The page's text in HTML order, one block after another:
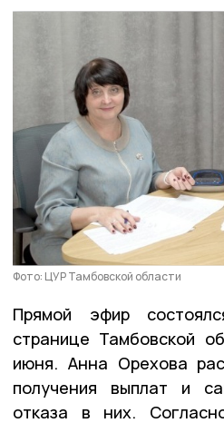
Фото: ЦУР Тамбовской области
Прямой эфир
странице Тамбовской
июня. Анна Орехова
получения выплат и
отказа в них.